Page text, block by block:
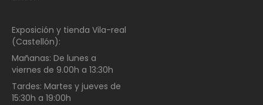
Exposición y tienda Vila-real
(Castellón):
Mañanas: De lunes a
viernes de 9.00h a 13:30h
Tardes: Martes y jueves de
15:30h a 19:00h